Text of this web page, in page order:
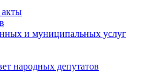
и муниципальных услуг
народных депутатов